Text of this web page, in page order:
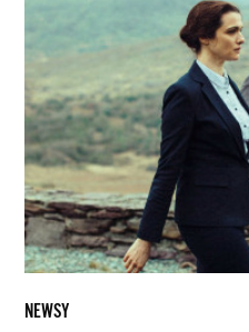
Weisz
Colin
Farrell
znów
razem
na
dużym
ekranie.
Aktorzy
wystąpią
NEWSY